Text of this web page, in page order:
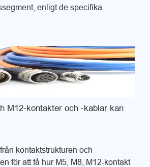
enligt de specifika
M12-kontakter och -kablar kan
kontaktstrukturen och
för att få hur M5, M8, M12-kontakt